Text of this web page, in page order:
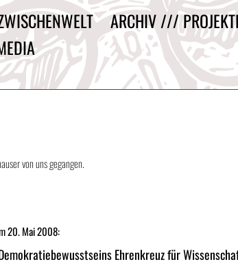
ARCHIV ///
von uns gegangen.
20. Mai 2008:
Ehrenkreuz für